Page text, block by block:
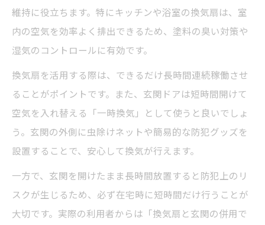
維持に役立ちます。特にキッチンや浴室の換気扇は、室
内の空気を効率よく排出できるため、塗料の臭い対策や
湿気のコントロールに有効です。
換気扇を活用する際は、できるだけ長時間連続稼働させ
ることがポイントです。また、玄関ドアは短時間開けて
空気を入れ替える「一時換気」として使うと良いでしょ
う。玄関の外側に虫除けネットや簡易的な防犯グッズを
設置することで、安心して換気が行えます。
一方で、玄関を開けたまま長時間放置すると防犯上のリ
スクが生じるため、必ず在宅時に短時間だけ行うことが
大切です。実際の利用者からは「換気扇と玄関の併用で